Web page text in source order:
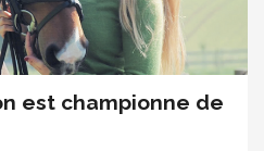
est championne de